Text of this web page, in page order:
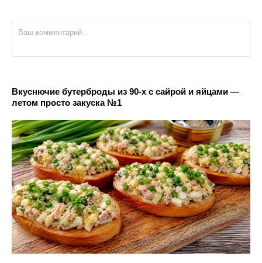
Вкуснючие бутерброды из 90-х с сайрой и яйцами —
летом просто закуска №1